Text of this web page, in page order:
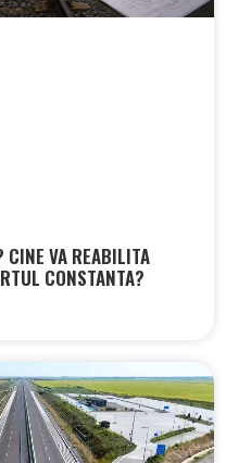
CINE VA REABILITA
CONSTANTA?